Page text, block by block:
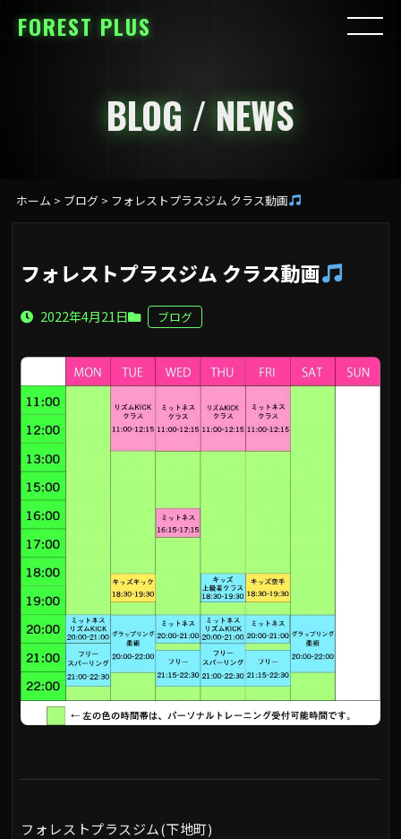
FOREST PLUS
BLOG / NEWS
ホーム > ブログ> フォレストプラスジム クラス動画
フォレストプラスジム クラス動画
2022年4月21日 ブログ
フォレストプラスジム(下地町)